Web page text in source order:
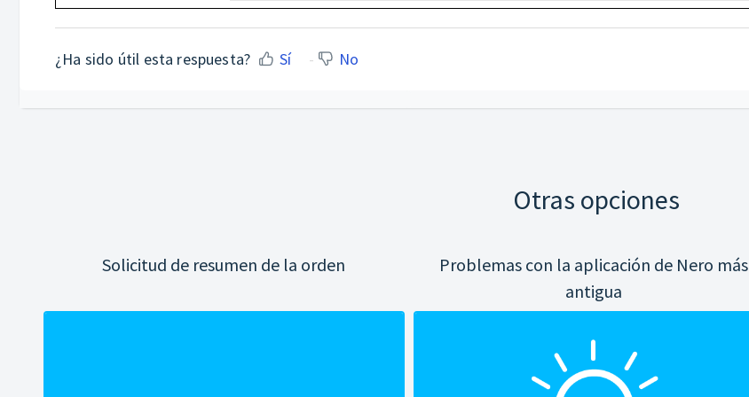
¿Ha sido útil esta respuesta? Sí No
Otras opciones
Solicitud de resumen de la orden
Problemas con la aplicación de Nero más
antigua